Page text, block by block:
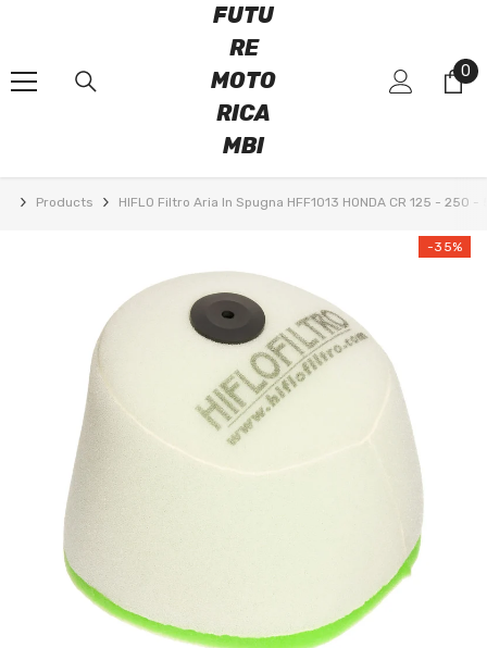
FUTU
RE
MOTO
RICA
MBI
0
0
Products HIFLO Filtro Aria In Spugna HFF1013 HONDA CR 125 - 250
-35%